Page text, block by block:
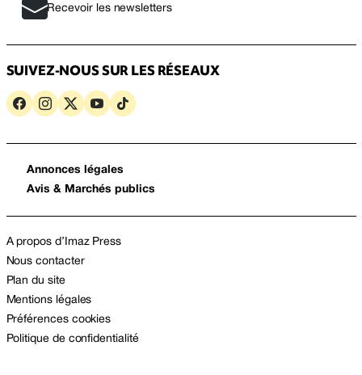
Recevoir les newsletters
SUIVEZ-NOUS SUR LES RÉSEAUX
Annonces légales
Avis & Marchés publics
A propos d’Imaz Press
Nous contacter
Plan du site
Mentions légales
Préférences cookies
Politique de confidentialité